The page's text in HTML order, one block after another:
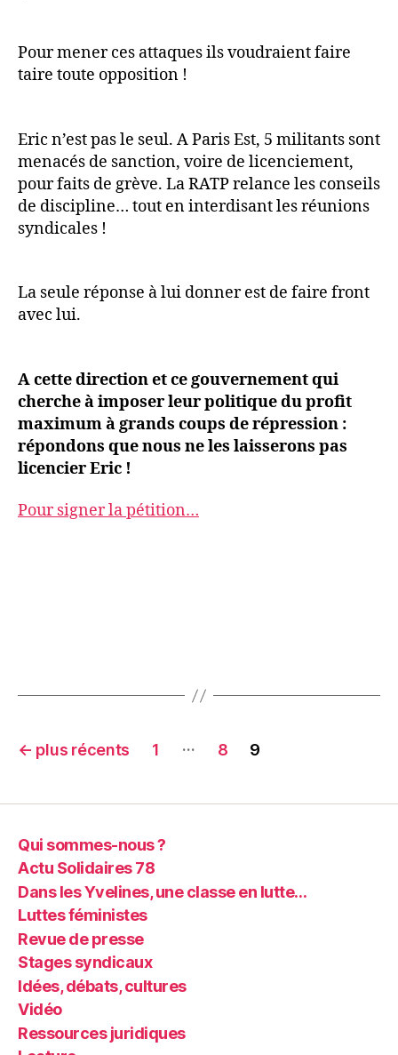
Pour mener ces attaques ils voudraient faire
taire toute opposition !
Eric n’est pas le seul. A Paris Est, 5 militants sont
menacés de sanction, voire de licenciement,
pour faits de grève. La RATP relance les conseils
de discipline… tout en interdisant les réunions
syndicales !
La seule réponse à lui donner est de faire front
avec lui.
A cette direction et ce gouvernement qui
cherche à imposer leur politique du profit
maximum à grands coups de répression :
répondons que nous ne les laisserons pas
licencier Eric !
Pour signer la pétition…
Navigation
articles
← plus récents 1 … 8 9
Qui sommes-nous ?
Actu Solidaires 78
Dans les Yvelines, une classe en lutte…
Luttes féministes
Revue de presse
Stages syndicaux
Idées, débats, cultures
Vidéo
Ressources juridiques